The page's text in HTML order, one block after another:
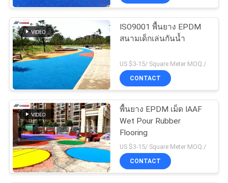
ติดต่อ
เรา
ขอ
ใบ
เสนอ
ราคา
ISO9001 พื้นยาง EPDM
สนามเด็กเล่นกันน้ำ
US $3-15/ Square Meter MOQ:/
CONTACT
พื้นยาง EPDM เม็ด IAAF
Wet Pour Rubber
Flooring
US $3-15/ Square Meter MOQ:/
CONTACT